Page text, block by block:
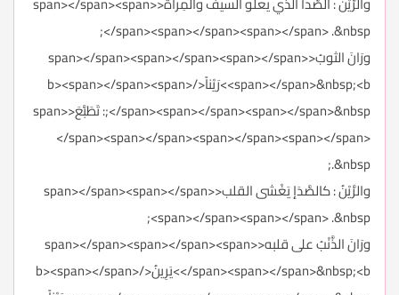
</span><span></span><span></span> .&nbsp;
ورَانَ الثوبُ<span></span><span></span><span></span>
<span></span>&nbsp;<b>رَيْناً</b><span></span><span>
</span><span></span><span></span>&nbsp;: تَطَبَّعَ<span>
</span><span></span><span></span><span></span>
.&nbsp;
والرَّيْنُ : كالصَّدَإ يَغْشى القلب<span></span><span></span>
<span></span><span></span> .&nbsp;
ورَانَ الذَّنْبُ على قلبه<span></span><span></span><span>
</span><span></span>&nbsp;<b>يَرِينُ</b><span></span>